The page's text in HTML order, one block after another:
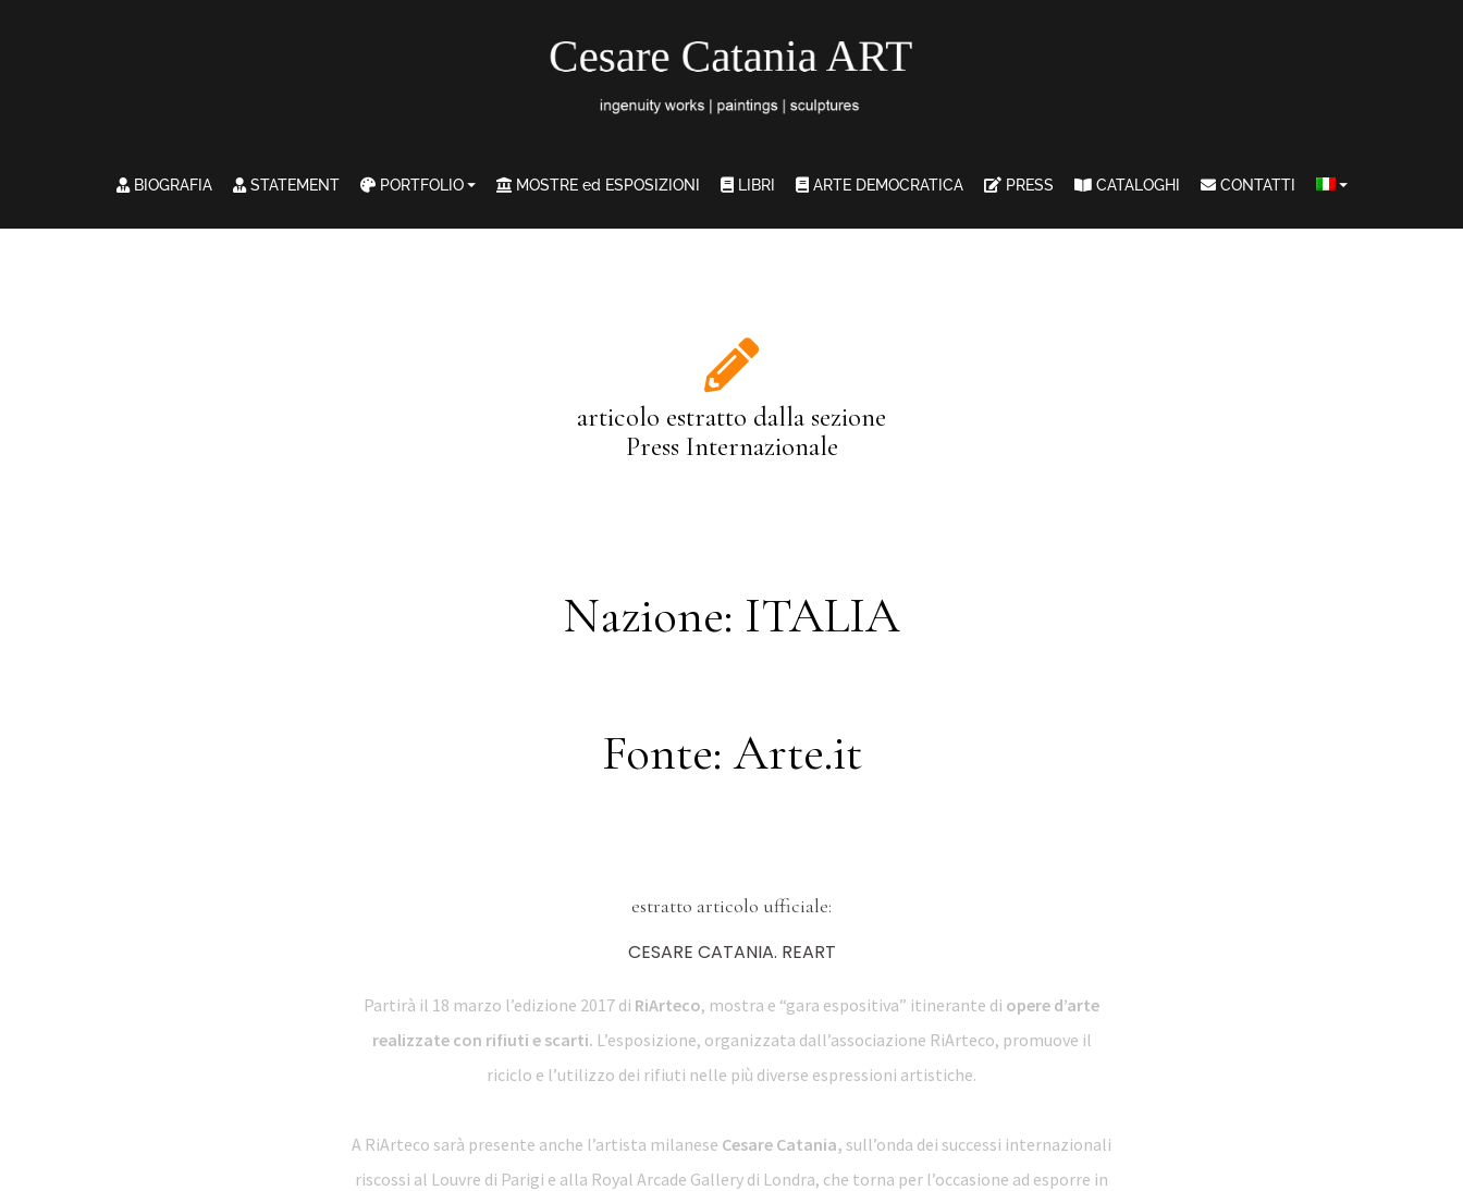
BIOGRAFIA STATEMENT PORTFOLIO MOSTRE ed ESPOSIZIONI LIBRI ARTE DEMOCRATICA PRESS CATALOGHI CONTATTI
articolo estratto dalla sezione
Press Internazionale
Nazione: ITALIA
Fonte: Arte.it
estratto articolo ufficiale:
CESARE CATANIA. REART
Partirà il 18 marzo l’edizione 2017 di RiArteco, mostra e “gara espositiva” itinerante di opere d’arte
realizzate con rifiuti e scarti. L’esposizione, organizzata dall’associazione RiArteco, promuove il
riciclo e l’utilizzo dei rifiuti nelle più diverse espressioni artistiche.
A RiArteco sarà presente anche l’artista milanese Cesare Catania, sull’onda dei successi internazionali
riscossi al Louvre di Parigi e alla Royal Arcade Gallery di Londra, che torna per l’occasione ad esporre in